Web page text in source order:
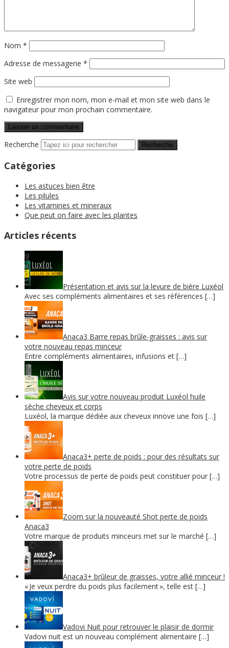
Nom *
Adresse de messagerie *
Site web
Enregistrer mon nom, mon e-mail et mon site web dans le
navigateur pour mon prochain commentaire.
Recherche
Catégories
Les astuces bien être
Les pilules
Les vitamines et mineraux
Que peut on faire avec les plantes
Articles récents
Présentation et avis sur la levure de bière Luxéol
Avec ses compléments alimentaires et ses références […]
Anaca3 Barre repas brûle-graisses : avis sur
votre nouveau repas minceur
Entre compléments alimentaires, infusions et […]
Avis sur votre nouveau produit Luxéol huile
sèche cheveux et corps
Luxéol, la marque dédiée aux cheveux innove une fois […]
Anaca3+ perte de poids : pour des résultats sur
votre perte de poids
Votre processus de perte de poids peut constituer pour […]
Zoom sur la nouveauté Shot perte de poids
Anaca3
Votre marque de produits minceurs met sur le marché […]
Anaca3+ brûleur de graisses, votre allié minceur !
« Je veux perdre du poids plus facilement », telle est […]
Vadovi Nuit pour retrouver le plaisir de dormir
Vadovi nuit est un nouveau complément alimentaire […]